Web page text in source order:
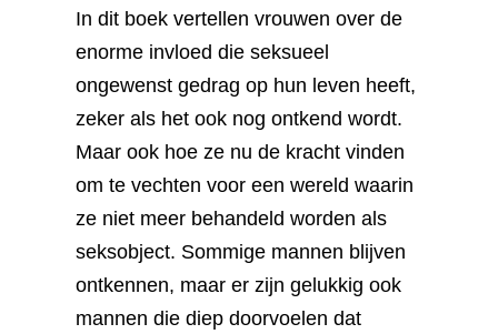
In dit boek vertellen vrouwen over de
enorme invloed die seksueel
ongewenst gedrag op hun leven heeft,
zeker als het ook nog ontkend wordt.
Maar ook hoe ze nu de kracht vinden
om te vechten voor een wereld waarin
ze niet meer behandeld worden als
seksobject. Sommige mannen blijven
ontkennen, maar er zijn gelukkig ook
mannen die diep doorvoelen dat